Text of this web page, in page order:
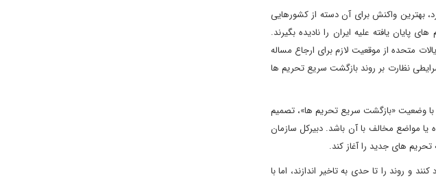
بهترین واکنش برای آن دسته از کشورهایی
پایان یافته علیه ایران را نادیده بگیرند.
متحده از موقعیت لازم برای ارجاع مساله
نظارت بر روند بازگشت سریع تحریم ها
با وضعیت «بازگشت سریع تحریم ها»، تصمیم
یا مواضع مخالف با آن باشد. دبیرکل سازمان
های جدید را آغاز کند.
روند را تا حدی به تاخیر اندازند، اما با